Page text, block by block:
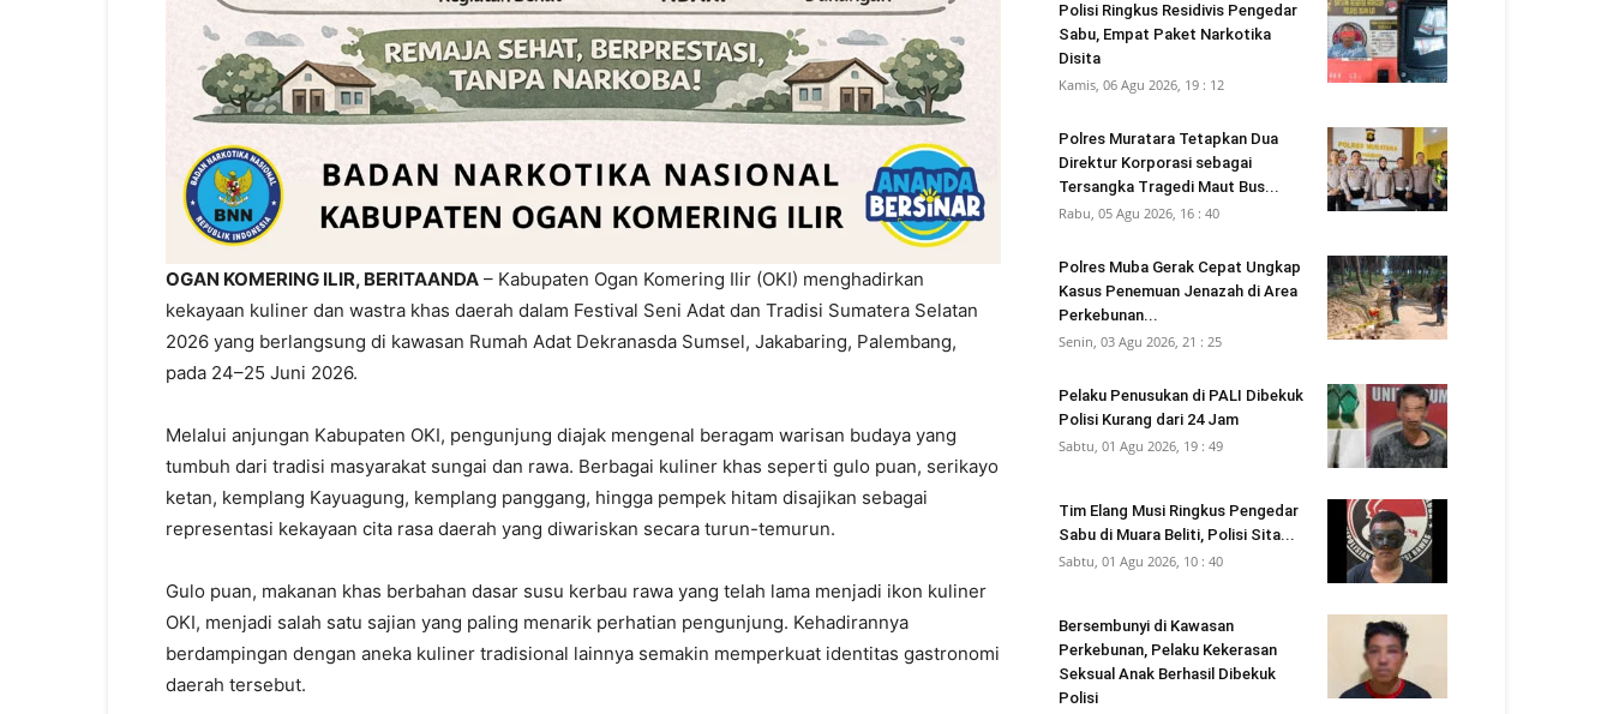
OGAN KOMERING ILIR, BERITAANDA – Kabupaten Ogan Komering Ilir (OKI) menghadirkan
kekayaan kuliner dan wastra khas daerah dalam Festival Seni Adat dan Tradisi Sumatera Selatan
2026 yang berlangsung di kawasan Rumah Adat Dekranasda Sumsel, Jakabaring, Palembang,
pada 24–25 Juni 2026.
Melalui anjungan Kabupaten OKI, pengunjung diajak mengenal beragam warisan budaya yang
tumbuh dari tradisi masyarakat sungai dan rawa. Berbagai kuliner khas seperti gulo puan, serikayo
ketan, kemplang Kayuagung, kemplang panggang, hingga pempek hitam disajikan sebagai
representasi kekayaan cita rasa daerah yang diwariskan secara turun-temurun.
Gulo puan, makanan khas berbahan dasar susu kerbau rawa yang telah lama menjadi ikon kuliner
OKI, menjadi salah satu sajian yang paling menarik perhatian pengunjung. Kehadirannya
berdampingan dengan aneka kuliner tradisional lainnya semakin memperkuat identitas gastronomi
daerah tersebut.
Polisi Ringkus Residivis Pengedar
Sabu, Empat Paket Narkotika
Disita
Kamis, 06 Agu 2026, 19 : 12
Polres Muratara Tetapkan Dua
Direktur Korporasi sebagai
Tersangka Tragedi Maut Bus...
Rabu, 05 Agu 2026, 16 : 40
Polres Muba Gerak Cepat Ungkap
Kasus Penemuan Jenazah di Area
Perkebunan...
Senin, 03 Agu 2026, 21 : 25
Pelaku Penusukan di PALI Dibekuk
Polisi Kurang dari 24 Jam
Sabtu, 01 Agu 2026, 19 : 49
Tim Elang Musi Ringkus Pengedar
Sabu di Muara Beliti, Polisi Sita...
Sabtu, 01 Agu 2026, 10 : 40
Bersembunyi di Kawasan
Perkebunan, Pelaku Kekerasan
Seksual Anak Berhasil Dibekuk
Polisi